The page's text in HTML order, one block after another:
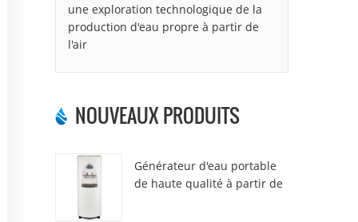
une exploration technologique de la
production d'eau propre à partir de
l'air
NOUVEAUX PRODUITS
Générateur d'eau portable
de haute qualité à partir de